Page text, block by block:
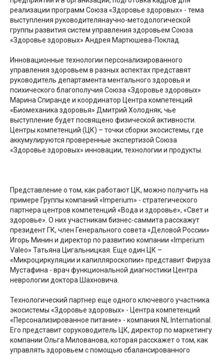
реализации программ Союза «Здоровье здоровых» - тема
выступления руководителянаучно-методологической
группы развития систем управления здоровьем Союза
«Здоровье здоровых» Андрея Мартюшева-Поклад.
Инновационные технологии персонализированного
управления здоровьем в разных аспектах представят
руководитель департамента ментального здоровья и
психического благополучия Союза «Здоровье здоровых»
Марина Спиранде и координатор Центра компетенций
«Биомеханика здоровья» Дмитрий Холодняк, чье
выступление будет посвящено физической активности.
Центры компетенций (ЦК) – точки сборки экосистемы, где
аккумулируются проверенные экспертизой Союза
«Здоровье здоровых» инновации, технологии и продукты.
Представление о том, как работают ЦК, можно получить на
примере Группы компаний «Imperium» - стратегического
партнера центров компетенций «Вода и здоровье», «Свет и
здоровье». О них участникам бизнес-саммита расскажут
президент ГК, член Генерального совета «Деловой России»
Игорь Минин и директор по развитию компании «Imperium
Valeo» Татьяна Цигальницкая. Еще один ЦК –
«Микроциркуляции и капилляроскопии» представит Фируза
Мустафина - врач функциональной диагностики Центра
неврологии доктора Шахновича.
Технологический партнер еще одного ключевого участника
экосистемы «Здоровье здоровых» - Центра компетенций
«Персонализированное питание» - компания NL International.
Его представит соруководитель ЦК, директор по маркетингу
компании Ольга Милованова, которая расскажет о том, как
управлять здоровьем с помощью сбалансированного